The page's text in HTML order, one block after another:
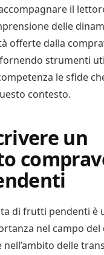
il
delle
offerte dalla
strumenti
le sfide
contesto.
un
di frutti pendenti è
nel campo
delle